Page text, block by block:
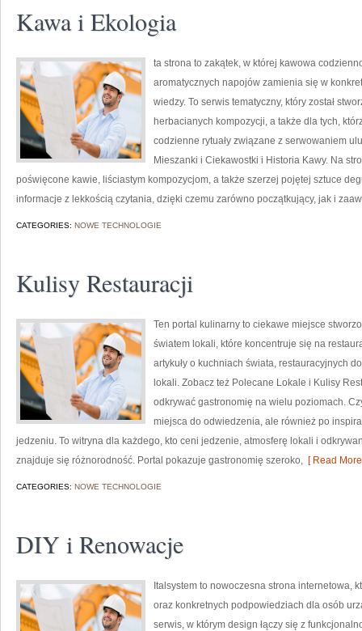
Kawa i Ekologia
ta strona to zakątek, w której kawowa
aromatycznych napojów zamienia się w
wiedzy. To serwis tematyczny, który został
herbacianych kompozycji, a także dla tych,
codzienne rytuały związane z serwowaniem
Mieszanki i Ciekawostki i Historia Kawy. Na
poświęcone kawie, liściastym kompozycjom, a także szerzej pojętej sztuce
informacje z lekkością czytania, dzięki czemu zarówno początkujący, jak i
CATEGORIES: NOWE TECHNOLOGIE
Kulisy Restauracji
Ten portal kulinarny to ciekawe miejsce
światem lokali, które koncentruje się na
artykuły o kuchniach świata, restauracyjnych
lokali. Zobacz też Polecane Lokale i Kulisy
odkrywać gastronomię na wielu poziomach.
miejsca do odwiedzenia, ale również po
jedzeniu. To witryna dla każdego, kto ceni jedzenie, atmosferę lokali i
znajduje się różnorodność. Portal pokazuje gastronomię szeroko, [ Read
CATEGORIES: NOWE TECHNOLOGIE
DIY i Renowacje
Italsystem to nowoczesna strona internetowa,
oraz konkretnych podpowiedziach dla osób
serwis, w którym design łączy się z